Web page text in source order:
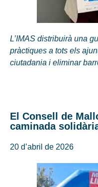
L’IMAS distribuirà una
pràctiques a tots els
ciutadania i eliminar
El Consell de
caminada
20 d’abril de 2026